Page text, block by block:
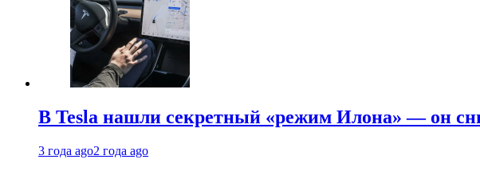
В Tesla нашли секретный «режим Илона» — он
3 года ago2 года ago